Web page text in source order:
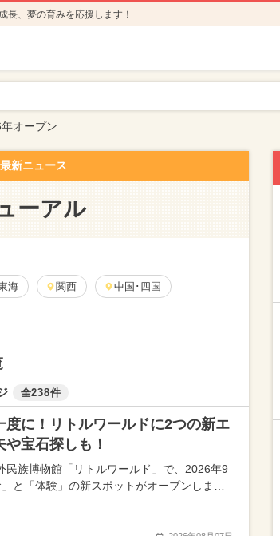
長、夢の育みを応援します！
オープン
新ニュース
ーアル
海 関西 中国･四国
全238件
度に！リトルワールドに2つの新エ
宝石探しも！
民族博物館「リトルワールド」で、2026年9
と「体験」の新スポットがオープンしま…